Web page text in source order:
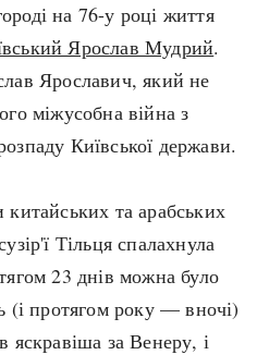
на 76-у році життя
Ярослав Мудрий.
Ярославич, який не
міжусобна війна з
Київської держави.
та арабських
Тільця спалахнула
23 днів можна було
(і протягом року — вночі)
яскравіша за Венеру, і